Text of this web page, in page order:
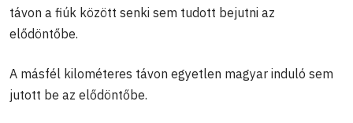
távon a fiúk között senki sem tudott bejutni az
elődöntőbe.
A másfél kilométeres távon egyetlen magyar induló sem
jutott be az elődöntőbe.